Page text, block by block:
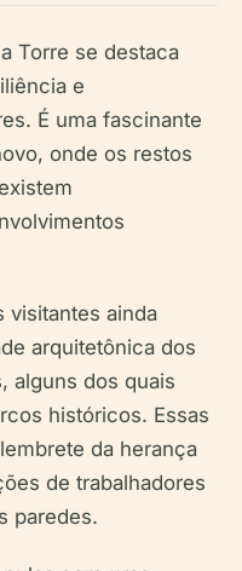
Torre se destaca
e
É uma fascinante
onde os restos
visitantes ainda
arquitetônica dos
alguns dos quais
históricos. Essas
da herança
de trabalhadores
paredes.